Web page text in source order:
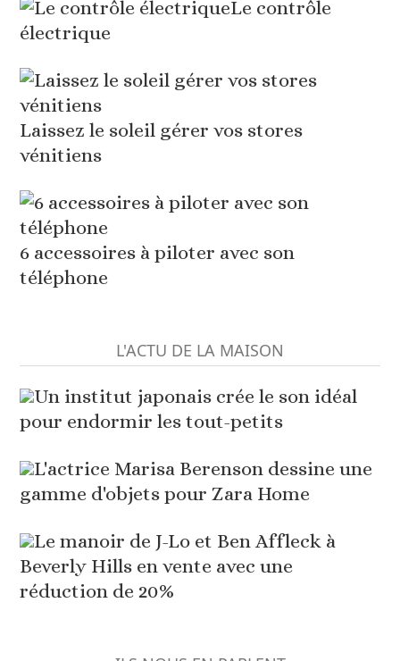
Le contrôle
électrique
Laissez le soleil gérer vos stores
vénitiens
6 accessoires à piloter avec son
téléphone
L'ACTU DE LA MAISON
Un institut japonais crée le son idéal
pour endormir les tout-petits
L'actrice Marisa Berenson dessine une
gamme d'objets pour Zara Home
Le manoir de J-Lo et Ben Affleck à
Beverly Hills en vente avec une
réduction de 20%